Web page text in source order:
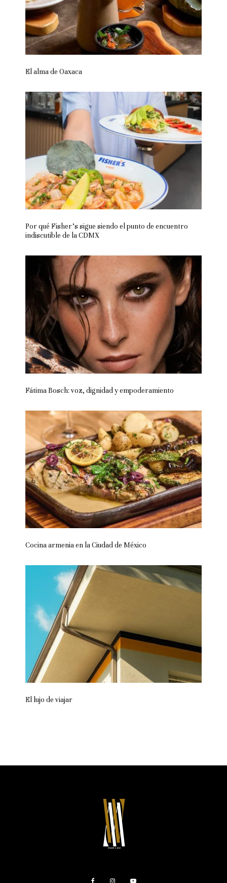
El alma de Oaxaca
Por qué Fisher’s sigue siendo el punto de encuentro
indiscutible de la CDMX
Fátima Bosch: voz, dignidad y empoderamiento
Cocina armenia en la Ciudad de México
El lujo de viajar